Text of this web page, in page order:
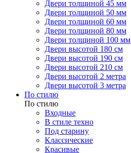
Двери толщиной 45 мм
Двери толщиной 50 мм
Двери толщиной 60 мм
Двери толщиной 80 мм
Двери толщиной 100 мм
Двери высотой 180 см
Двери высотой 190 см
Двери высотой 210 см
Двери высотой 2 метра
Двери высотой 3 метра
По стилю
По стилю
Входные
В стиле техно
Под старину
Классические
Красивые